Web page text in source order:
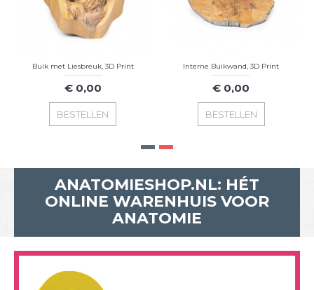
Buik met Liesbreuk, 3D Print
€ 0,00
BESTELLEN
Interne Buikwand, 3D Print
€ 0,00
BESTELLEN
ANATOMIESHOP.NL: HÉT
ONLINE WARENHUIS VOOR
ANATOMIE